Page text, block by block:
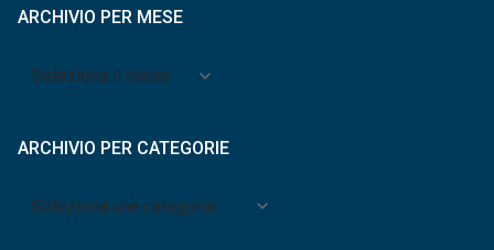
ARCHIVIO PER MESE
Archivio
ARCHIVIO PER CATEGORIE
Archivio